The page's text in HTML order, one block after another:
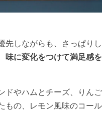
先しながらも、さっぱりし
味に変化をつけて満足感を
ドやハムとチーズ、りんご
もの、レモン風味のコール